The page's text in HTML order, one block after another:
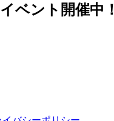
ベント開催中！